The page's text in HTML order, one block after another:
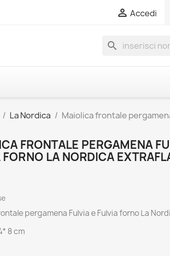
 Accedi
search
La Nordica
Maiolica frontale
FRONTALE PERGAMENA
FORNO LA NORDICA
pergamena Fulvia e Fulvia forno La
8 cm